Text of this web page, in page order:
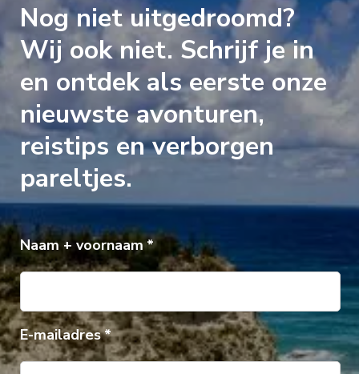
Nog niet uitgedroomd?
Wij ook niet. Schrijf je in
en ontdek als eerste onze
nieuwste avonturen,
reistips en verborgen
pareltjes.
Naam + voornaam
E-mailadres